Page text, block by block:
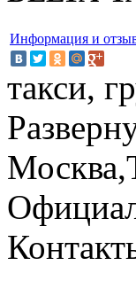
Информация и
такси,